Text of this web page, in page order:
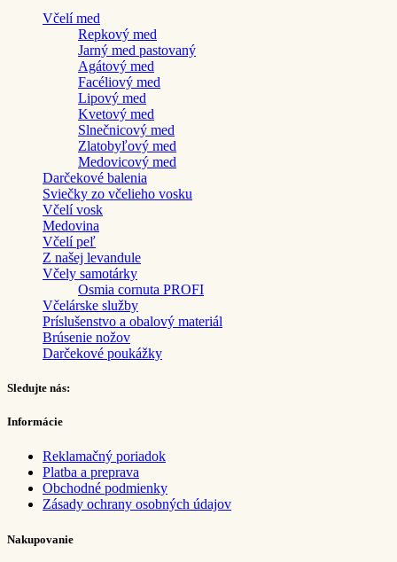
Včelí med
Repkový med
Jarný med pastovaný
Agátový med
Facéliový med
Lipový med
Kvetový med
Slnečnicový med
Zlatobyľový med
Medovicový med
Darčekové balenia
Sviečky zo včelieho vosku
Včelí vosk
Medovina
Včelí peľ
Z našej levandule
Včely samotárky
Osmia cornuta PROFI
Včelárske služby
Príslušenstvo a obalový materiál
Brúsenie nožov
Darčekové poukážky
Sledujte nás:
Informácie
Reklamačný poriadok
Platba a preprava
Obchodné podmienky
Zásady ochrany osobných údajov
Nakupovanie